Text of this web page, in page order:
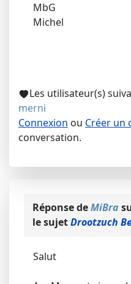
MbG
Michel
Les utilisateur(s)
merni
Connexion ou Créer un
conversation.
Réponse deMiBra
le sujetDrootzuch
Salut